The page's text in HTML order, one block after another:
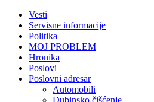
Vesti
Servisne informacije
Politika
MOJ PROBLEM
Hronika
Poslovi
Poslovni adresar
Automobili
Dubinsko čišćenje